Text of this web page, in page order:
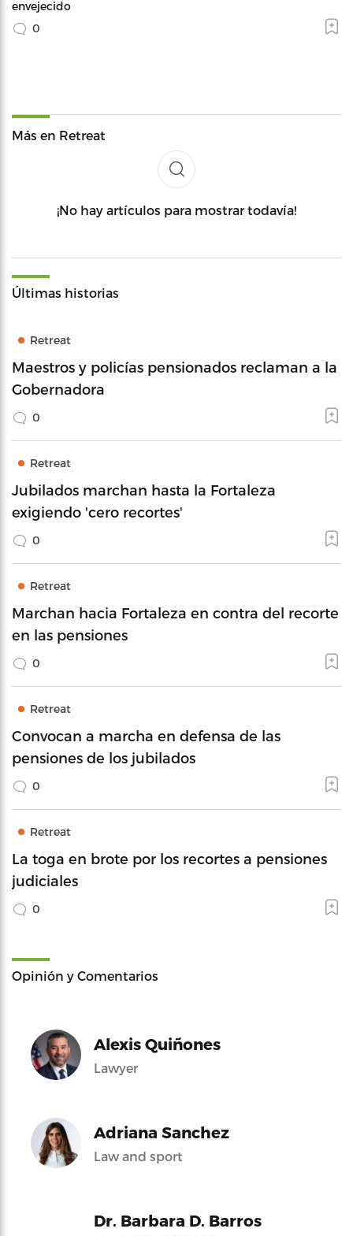
envejecido
0
Más en Retreat
¡No hay artículos para mostrar todavía!
Últimas historias
Retreat
Maestros y policías pensionados reclaman a la
Gobernadora
0
Retreat
Jubilados marchan hasta la Fortaleza
exigiendo 'cero recortes'
0
Retreat
Marchan hacia Fortaleza en contra del recorte
en las pensiones
0
Retreat
Convocan a marcha en defensa de las
pensiones de los jubilados
0
Retreat
La toga en brote por los recortes a pensiones
judiciales
0
Opinión y Comentarios
Alexis Quiñones
Lawyer
Adriana Sanchez
Law and sport
Dr. Barbara D. Barros